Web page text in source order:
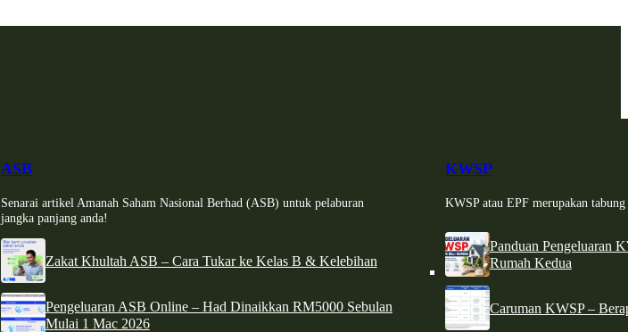
ASB
Senarai artikel Amanah Saham Nasional Berhad (ASB) untuk pelaburan
jangka panjang anda!
Zakat Khultah ASB – Cara Tukar ke Kelas B & Kelebihan
Pengeluaran ASB Online – Had Dinaikkan RM5000 Sebulan
Mulai 1 Mac 2026
KWSP
KWSP atau EPF merupakan
Panduan Pengeluaran
Rumah Kedua
Caruman KWSP –